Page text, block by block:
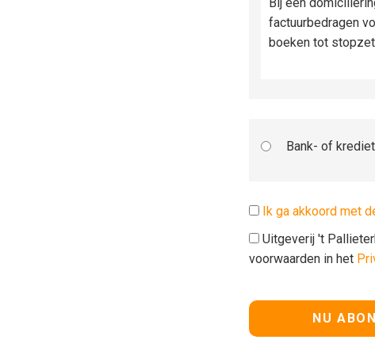
factuurbedragen
boeken tot
Bank- of
Ik ga akkoord met
Uitgeverij 't
voorwaarden in het
Geen waarde